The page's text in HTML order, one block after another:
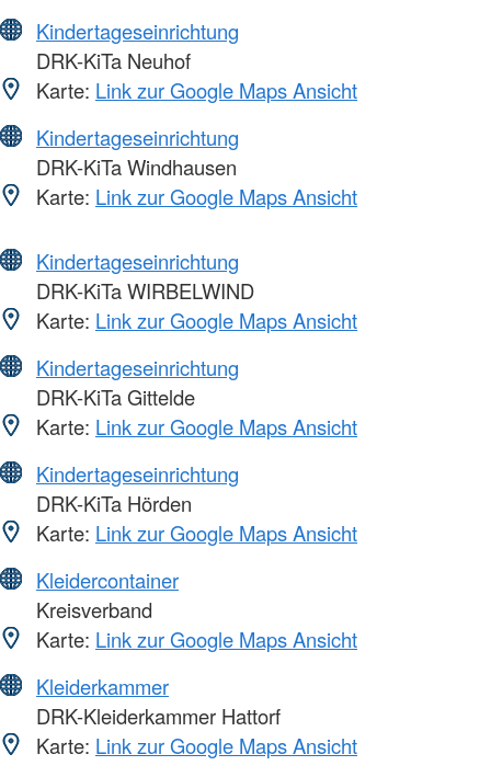
Kindertageseinrichtung
DRK-KiTa Neuhof
Karte: Link zur Google Maps Ansicht
Kindertageseinrichtung
DRK-KiTa Windhausen
Karte: Link zur Google Maps Ansicht
Kindertageseinrichtung
DRK-KiTa WIRBELWIND
Karte: Link zur Google Maps Ansicht
Kindertageseinrichtung
DRK-KiTa Gittelde
Karte: Link zur Google Maps Ansicht
Kindertageseinrichtung
DRK-KiTa Hörden
Karte: Link zur Google Maps Ansicht
Kleidercontainer
Kreisverband
Karte: Link zur Google Maps Ansicht
Kleiderkammer
DRK-Kleiderkammer Hattorf
Karte: Link zur Google Maps Ansicht